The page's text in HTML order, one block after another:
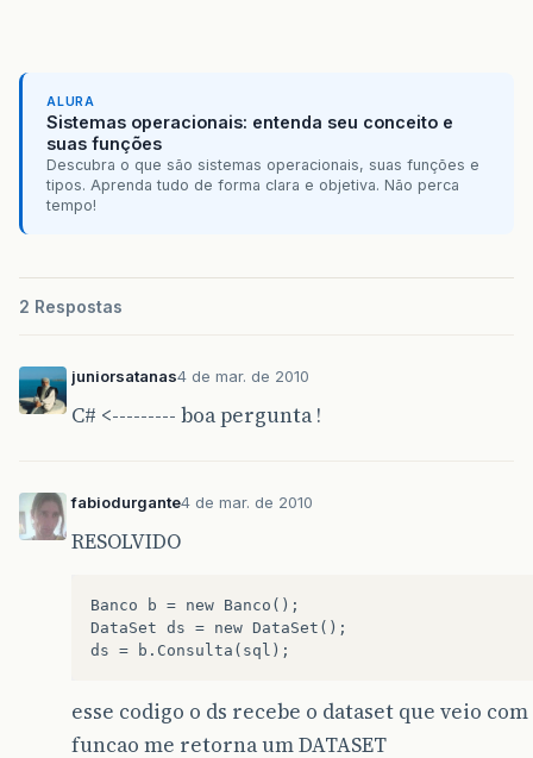
ALURA
Sistemas operacionais: entenda seu conceito e
suas funções
Descubra o que são sistemas operacionais, suas funções e
tipos. Aprenda tudo de forma clara e objetiva. Não perca
tempo!
2 Respostas
juniorsatanas4 de mar. de 2010
C# <--------- boa pergunta !
fabiodurgante4 de mar. de 2010
RESOLVIDO
Banco b = new Banco();
DataSet ds = new DataSet();
esse codigo o ds recebe o dataset que veio
funcao me retorna um DATASET